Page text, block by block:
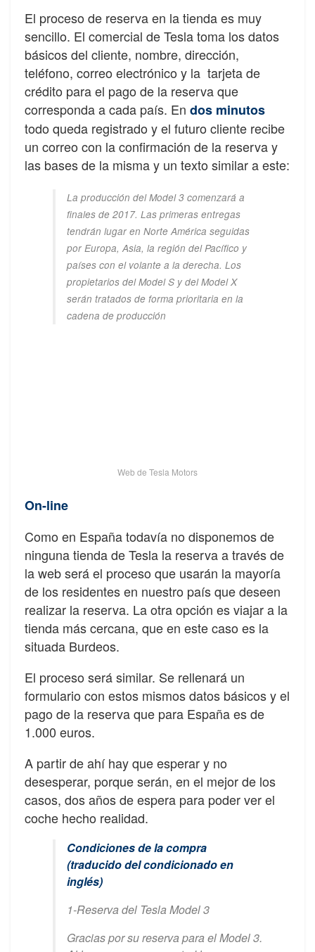
El proceso de reserva en la tienda es muy
sencillo. El comercial de Tesla toma los datos
básicos del cliente, nombre, dirección,
teléfono, correo electrónico y la tarjeta de
crédito para el pago de la reserva que
corresponda a cada país. En dos minutos
todo queda registrado y el futuro cliente recibe
un correo con la confirmación de la reserva y
las bases de la misma y un texto similar a este:
La producción del Model 3 comenzará a
finales de 2017. Las primeras entregas
tendrán lugar en Norte América seguidas
por Europa, Asia, la región del Pacífico y
países con el volante a la derecha. Los
propietarios del Model S y del Model X
serán tratados de forma prioritaria en la
cadena de producción
Web de Tesla Motors
On-line
Como en España todavía no disponemos de
ninguna tienda de Tesla la reserva a través de
la web será el proceso que usarán la mayoría
de los residentes en nuestro país que deseen
realizar la reserva. La otra opción es viajar a la
tienda más cercana, que en este caso es la
situada Burdeos.
El proceso será similar. Se rellenará un
formulario con estos mismos datos básicos y el
pago de la reserva que para España es de
1.000 euros.
A partir de ahí hay que esperar y no
desesperar, porque serán, en el mejor de los
casos, dos años de espera para poder ver el
coche hecho realidad.
Condiciones de la compra
(traducido del condicionado en
inglés)
1-Reserva del Tesla Model 3
Gracias por su reserva para el Model 3.